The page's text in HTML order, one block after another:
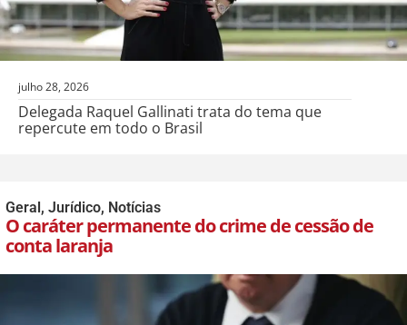
julho 28, 2026
Delegada Raquel Gallinati trata do tema que
repercute em todo o Brasil
Geral, Jurídico, Notícias
O caráter permanente do crime de cessão de
conta laranja